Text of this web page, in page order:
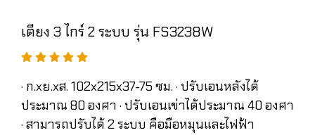
เตียง 3 ไกร์ 2 ระบบ รุ่น FS3238W
· ก.xย.xส. 102x215x37-75 ซม. · ปรับเอนหลังได้
ประมาณ 80 องศา · ปรับเอนเข่าได้ประมาณ 40 องศา
· สามารถปรับได้ 2 ระบบ คือมือหมุนและไฟฟ้า